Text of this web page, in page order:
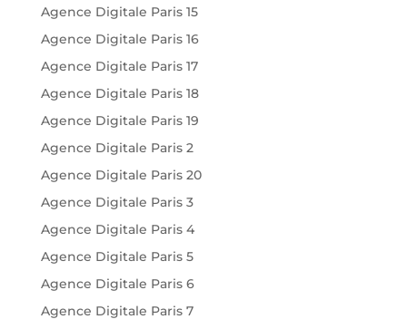
Agence Digitale Paris 15
Agence Digitale Paris 16
Agence Digitale Paris 17
Agence Digitale Paris 18
Agence Digitale Paris 19
Agence Digitale Paris 2
Agence Digitale Paris 20
Agence Digitale Paris 3
Agence Digitale Paris 4
Agence Digitale Paris 5
Agence Digitale Paris 6
Agence Digitale Paris 7